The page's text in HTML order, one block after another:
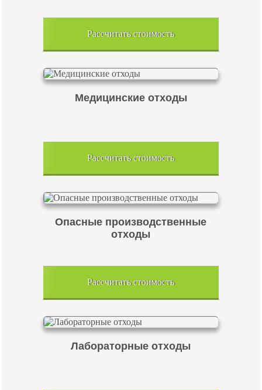
Рассчитать стоимость
Медицинские отходы
Рассчитать стоимость
Опасные производственные
отходы
Рассчитать стоимость
Лабораторные отходы